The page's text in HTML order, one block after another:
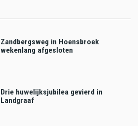
Zandbergsweg in Hoensbroek
wekenlang afgesloten
Drie huwelijksjubilea gevierd in
Landgraaf